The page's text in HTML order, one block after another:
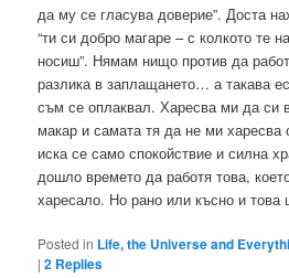
да му се гласува доверие”. Доста
“ти си добро магаре – с колкото те
носиш”. Нямам нищо против да
разлика в заплащането… а такава
съм се оплаквал. Харесва ми да си
макар и самата тя да не ми
иска се само спокойствие и силна
дошло времето да работя това,
харесало. Но рано или късно и
Posted in Life, the Universe and
|2 Replies